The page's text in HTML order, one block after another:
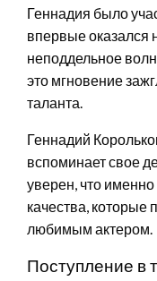
Геннадия было
впервые оказался
неподдельное
это мгновение
таланта.
Геннадий
вспоминает свое
уверен, что
качества, которые
любимым актером.
Поступление в